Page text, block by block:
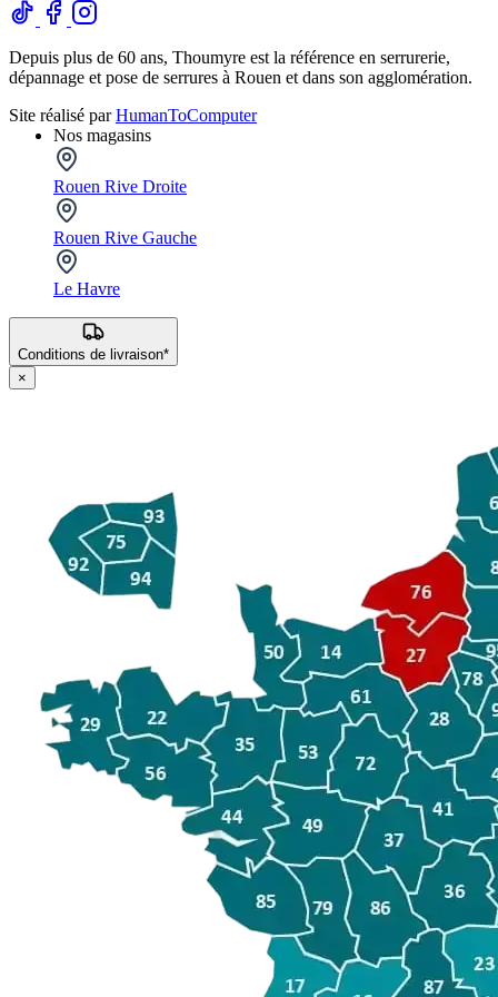
Depuis plus de 60 ans, Thoumyre est la référence en serrurerie,
dépannage et pose de serrures à Rouen et dans son agglomération.
Site réalisé parHumanToComputer
Nos magasins
Rouen Rive Droite
Rouen Rive Gauche
Le Havre
Conditions de livraison*
×